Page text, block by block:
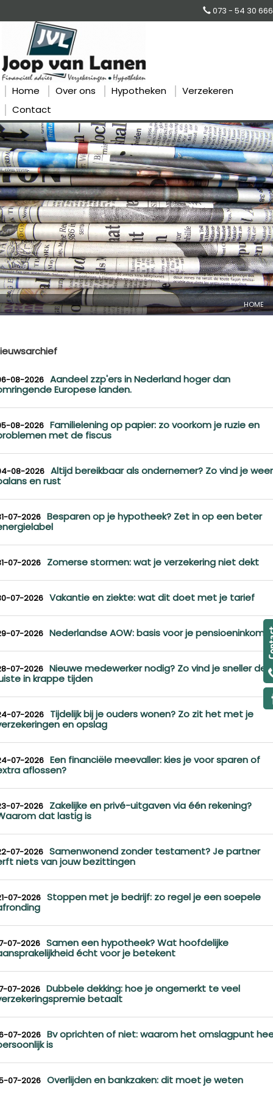
073 - 54 30 666
Home Over ons Hypotheken
Verzekeren
Contact
HOME
08-2026 Aandeel zzp'ers in Nederland hoger dan
Europese landen.
08-2026 Familielening op papier: zo voorkom je ruzie en
met de fiscus
08-2026 Altijd bereikbaar als ondernemer? Zo vind je weer
en rust
07-2026 Besparen op je hypotheek? Zet in op een beter
07-2026 Zomerse stormen: wat je verzekering niet dekt
07-2026 Vakantie en ziekte: wat dit doet met je tarief
07-2026 Nederlandse AOW: basis voor je
07-2026 Nieuwe medewerker nodig? Zo vind je sneller de
in krappe tijden
07-2026 Tijdelijk bij je ouders wonen? Zo zit het met je
en opslag
07-2026 Een financiële meevaller: kies je voor sparen of
aflossen?
07-2026 Zakelijke en privé-uitgaven via één rekening?
dat lastig is
07-2026 Samenwonend zonder testament? Je partner
niets van jouw bezittingen
07-2026 Stoppen met je bedrijf: zo regel je een soepele
07-2026 Samen een hypotheek? Wat hoofdelijke
écht voor je betekent
07-2026 Dubbele dekking: hoe je ongemerkt te veel
betaalt
07-2026 Bv oprichten of niet: waarom het omslagpunt
is
07-2026 Overlijden en bankzaken: dit moet je weten